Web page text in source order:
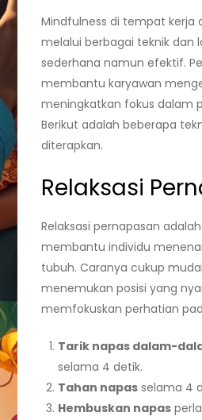
Mindfulness di tempat kerja
melalui berbagai teknik dan
sederhana namun efektif.
membantu karyawan
meningkatkan fokus dalam
Berikut adalah beberapa
diterapkan.
Relaksasi
Relaksasi pernapasan
membantu individu
tubuh. Caranya cukup
menemukan posisi yang
memfokuskan perhatian
Tarik napas dalam-
selama 4 detik.
Tahan napas selama 4
Hembuskan napas